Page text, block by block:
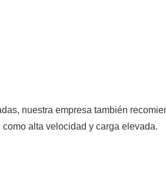
, nuestra empresa también
alta velocidad y carga elevada.